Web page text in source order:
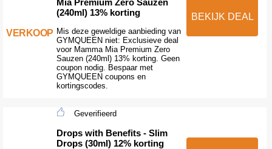
VERKOOP
Mia Premium Zero Sauzen
(240ml) 13% korting
Mis deze geweldige aanbieding van
GYMQUEEN niet: Exclusieve deal
voor Mamma Mia Premium Zero
Sauzen (240ml) 13% korting. Geen
coupon nodig. Bespaar met
GYMQUEEN coupons en
kortingscodes.
BEKIJK DEAL
Geverifieerd
Drops with Benefits - Slim
Drops (30ml) 12% korting